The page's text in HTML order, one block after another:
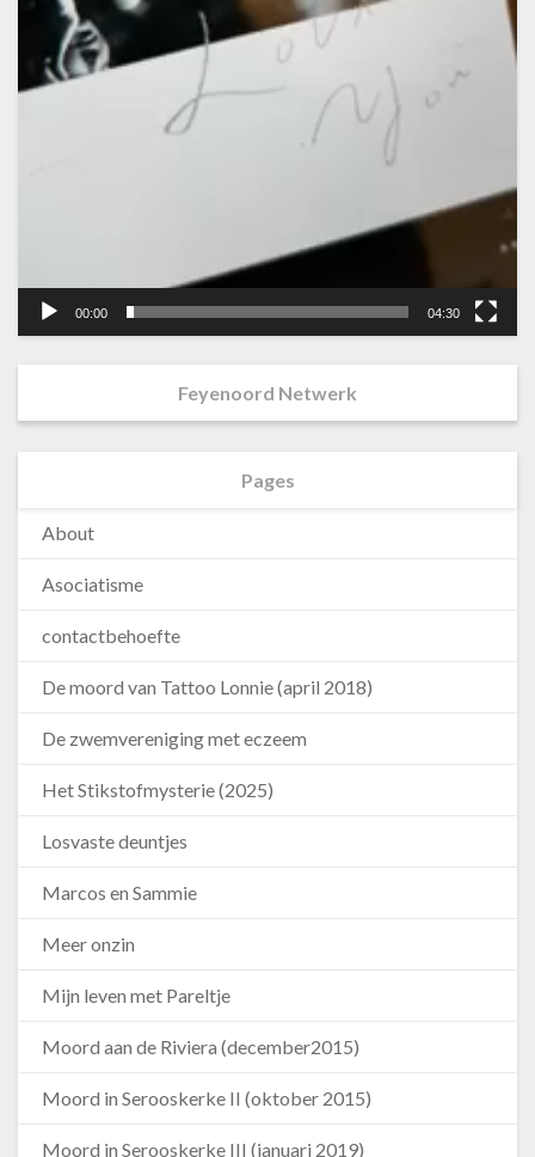
00:00 04:30
Feyenoord Netwerk
Pages
About
Asociatisme
contactbehoefte
De moord van Tattoo Lonnie (april 2018)
De zwemvereniging met eczeem
Het Stikstofmysterie (2025)
Losvaste deuntjes
Marcos en Sammie
Meer onzin
Mijn leven met Pareltje
Moord aan de Riviera (december2015)
Moord in Serooskerke II (oktober 2015)
Moord in Serooskerke III (januari 2019)